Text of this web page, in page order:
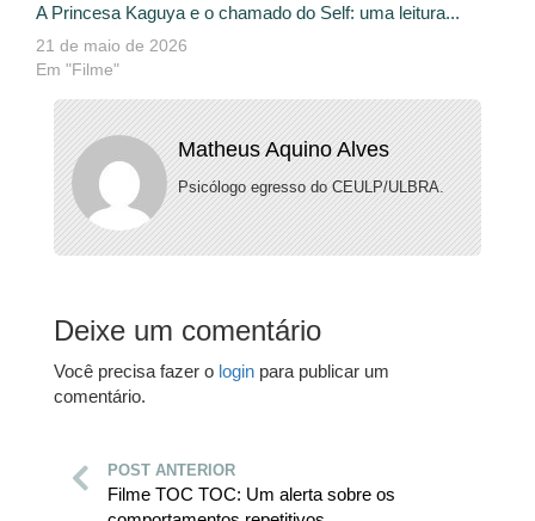
A Princesa Kaguya e o chamado do Self: uma leitura...
21 de maio de 2026
Em "Filme"
Matheus Aquino Alves
Psicólogo egresso do CEULP/ULBRA.
Deixe um comentário
Você precisa fazer o login para publicar um
comentário.
POST ANTERIOR
Filme TOC TOC: Um alerta sobre os